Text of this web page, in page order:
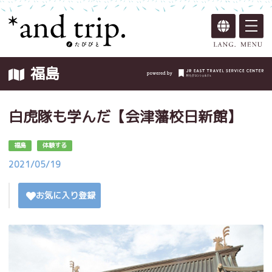
福島
白虎隊も学んだ【会津藩校日新館】
福島 体験する
2021/05/19
お気に入り登録